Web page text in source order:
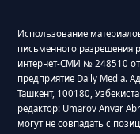
Использование
письменного разрешения
интернет-СМИ № 248510 от
предприятие Daily Media.
Ташкент, 100180,
редактор: Umarov Anvar
могут не совпадать с